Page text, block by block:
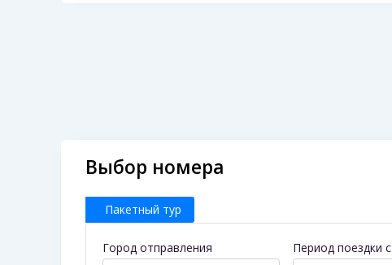
Выбор номера
Пакетный тур
Город отправления Период поездки с